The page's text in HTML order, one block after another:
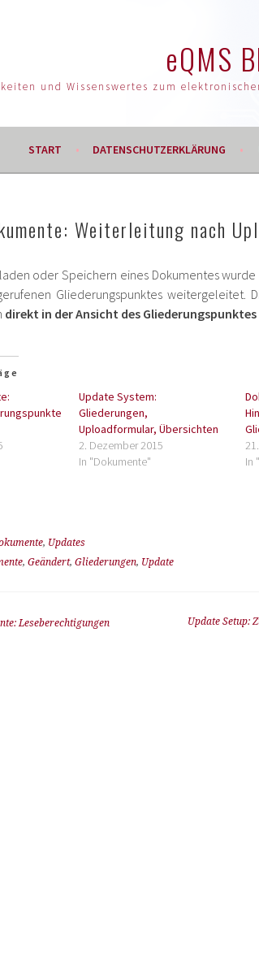
eQMS
und Wissenswertes zum
START DATENSCHUTZERKLÄRUNG
Weiterleitung nach
oder Speichern eines Dokumentes
Gliederungspunktes weitergeleitet.
direkt in der Ansicht des Gliederungspunktes
Update System:
Gliederungen,
Uploadformular, Übersichten
2. Dezember 2015
In "Dokumente"
In
, Updates
, Geändert, Gliederungen, Update
Leseberechtigungen
Update Setup: